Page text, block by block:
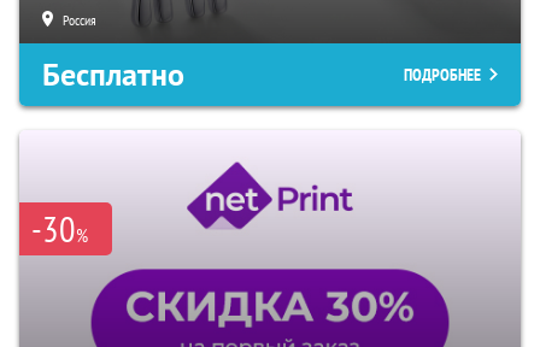
Россия
Бесплатно ПОДРОБНЕЕ
-30%